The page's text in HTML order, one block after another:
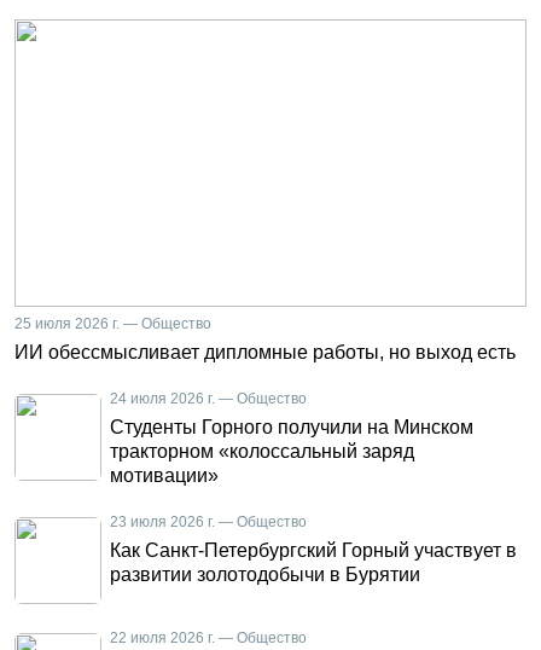
25 июля 2026 г. — Общество
ИИ обессмысливает дипломные работы, но выход есть
24 июля 2026 г. — Общество
Студенты Горного получили на Минском
тракторном «колоссальный заряд
мотивации»
23 июля 2026 г. — Общество
Как Санкт-Петербургский Горный участвует в
развитии золотодобычи в Бурятии
22 июля 2026 г. — Общество